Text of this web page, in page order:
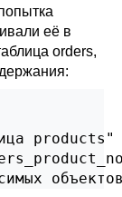
её в
orders,